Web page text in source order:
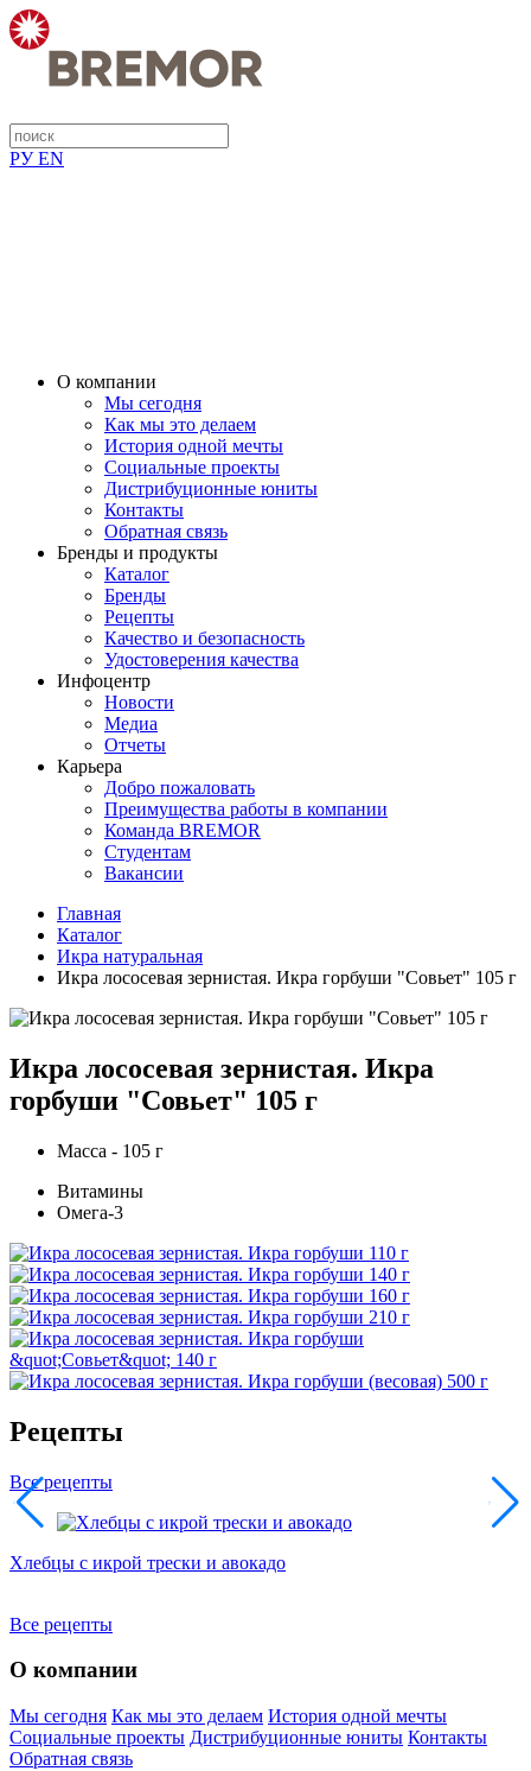
РУ EN
О компании
Мы сегодня
Как мы это делаем
История одной мечты
Социальные проекты
Дистрибуционные юниты
Контакты
Обратная связь
Бренды и продукты
Каталог
Бренды
Рецепты
Качество и безопасность
Удостоверения качества
Инфоцентр
Новости
Медиа
Отчеты
Карьера
Добро пожаловать
Преимущества работы в компании
Команда BREMOR
Студентам
Вакансии
Главная
Каталог
Икра натуральная
Икра лососевая зернистая. Икра горбуши "Совьет" 105 г
Икра лососевая зернистая. Икра
горбуши "Совьет" 105 г
Масса - 105 г
Витамины
Омега-3
Рецепты
Все рецепты
Хлебцы с икрой трески и авокадо
Все рецепты
О компании
Мы сегодня Как мы это делаем История одной мечты
Социальные проекты Дистрибуционные юниты Контакты
Обратная связь